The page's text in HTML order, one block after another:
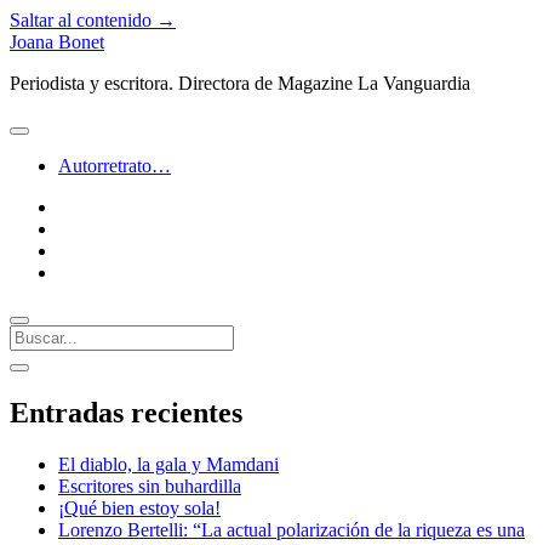
Saltar al contenido →
Joana Bonet
Periodista y escritora. Directora de Magazine La Vanguardia
abrir
Autorretrato…
Buscar
Barra
lateral
abrir
lateral
Entradas recientes
El diablo, la gala y Mamdani
Escritores sin buhardilla
¡Qué bien estoy sola!
Lorenzo Bertelli: “La actual polarización de la riqueza es una